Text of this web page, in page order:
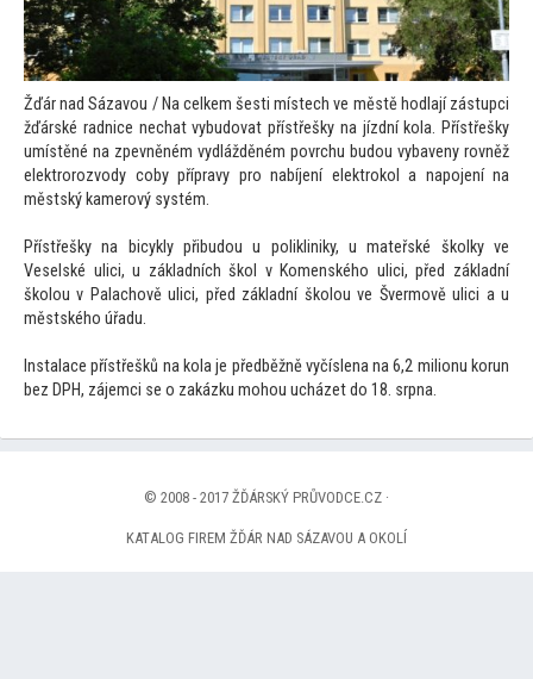
Žďár nad Sázavou / Na celkem šesti místech ve městě hodlají zástupci
žďárské radnice nechat vybudovat přístřešky na jízdní kola. Přístřešky
umístěné na zpevněném vydlážděném povrchu budou vybaveny rovněž
elektrorozvody coby přípravy pro nabíjení elektrokol a napojení na
městský kamerový systém.
Přístřešky na bicykly přibudou u polikliniky, u mateřské školky ve
Veselské ulici, u základních škol v Komenského ulici, před základní
školou v Palachově ulici, před základní školou ve Švermově ulici a u
městského úřadu.
Instalace přístřešků na kola je předběžně vyčíslena na 6,2 milionu korun
bez DPH, zájemci se o zakázku mohou ucházet do 18. srpna.
© 2008 - 2017 ŽĎÁRSKÝ PRŮVODCE.CZ ·
KATALOG FIREM ŽĎÁR NAD SÁZAVOU A OKOLÍ